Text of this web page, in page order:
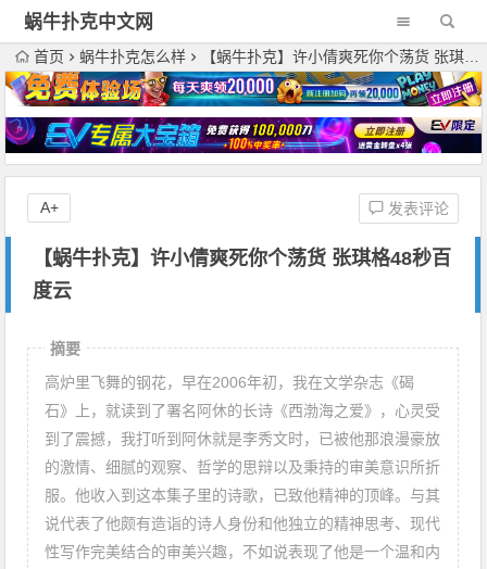
蜗牛扑克中文网
首页 蜗牛扑克怎么样 【蜗牛扑克】许小倩爽死你个荡货 张琪格48秒百度云
【蜗牛扑克】许小倩爽死你个荡货 张琪格48秒百
度云
发表评论
A+
摘要
高炉里飞舞的钢花，早在2006年初，我在文学杂志《碣
石》上，就读到了署名阿休的长诗《西渤海之爱》，心灵受
到了震撼，我打听到阿休就是李秀文时，已被他那浪漫豪放
的激情、细腻的观察、哲学的思辩以及秉持的审美意识所折
服。他收入到这本集子里的诗歌，已致他精神的顶峰。与其
说代表了他颇有造诣的诗人身份和他独立的精神思考、现代
性写作完美结合的审美兴趣，不如说表现了他是一个温和内